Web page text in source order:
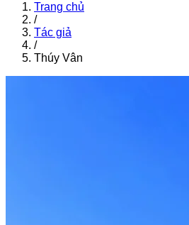
Trang chủ
/
Tác giả
/
Thúy Vân